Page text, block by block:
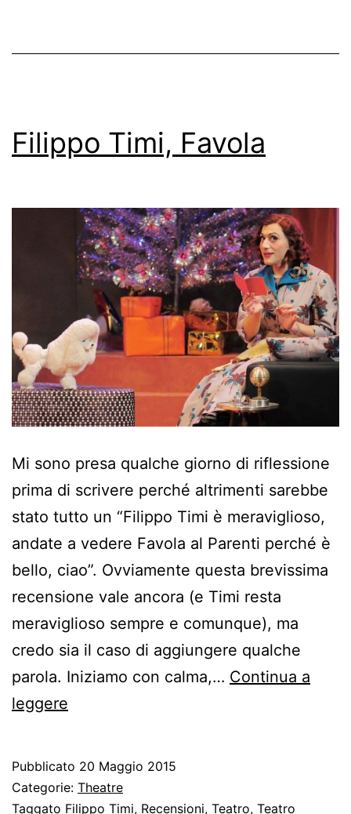
Filippo Timi, Favola
Mi sono presa qualche giorno di riflessione
prima di scrivere perché altrimenti sarebbe
stato tutto un “Filippo Timi è meraviglioso,
andate a vedere Favola al Parenti perché è
bello, ciao”. Ovviamente questa brevissima
recensione vale ancora (e Timi resta
meraviglioso sempre e comunque), ma
credo sia il caso di aggiungere qualche
parola. Iniziamo con calma,… Continua a
leggere
Pubblicato 20 Maggio 2015
Categorie: Theatre
Taggato Filippo Timi, Recensioni, Teatro, Teatro